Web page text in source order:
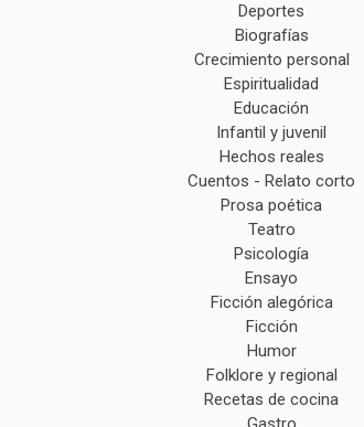
Deportes
Biografías
Crecimiento personal
Espiritualidad
Educación
Infantil y juvenil
Hechos reales
Cuentos - Relato corto
Prosa poética
Teatro
Psicología
Ensayo
Ficción alegórica
Ficción
Humor
Folklore y regional
Recetas de cocina